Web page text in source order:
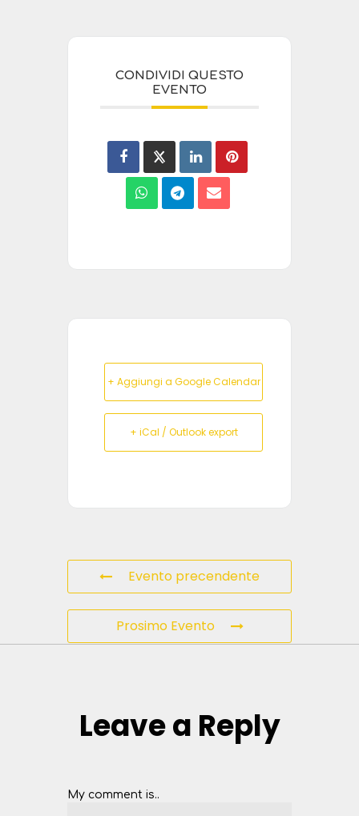
CONDIVIDI QUESTO
EVENTO
+ Aggiungi a Google Calendar
+ iCal / Outlook export
Evento precendente
Prosimo Evento
Leave a Reply
My comment is..